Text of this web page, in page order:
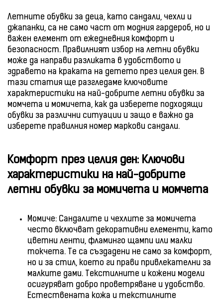
Летните обувки за деца, като сандали, чехли и
джапанки, са не само част от модния гардероб, но и
важен елемент от ежедневния комфорт и
безопасност. Правилният избор на летни обувки
може да направи разликата в удобството и
здравето на краката на детето през целия ден. В
тази статия ще разгледаме ключовите
характеристики на най-добрите летни обувки за
момчета и момичета, как да изберете подходящи
обувки за различни ситуации и защо е важно да
изберете правилния номер маркови сандали.
Комфорт през целия ден: Ключови
характеристики на най-добрите
летни обувки за момичета и момчета
Момиче: Сандалите и чехлите за момичета
често включват декоративни елементи, като
цветни ленти, фламинго щампи или малки
токчета. Те са създадени не само за комфорт,
но и за стил, което ги прави привлекателни за
малките дами. Текстилните и кожени модели
осигуряват добро проветряване и удобство.
Естествената кожа и текстилните